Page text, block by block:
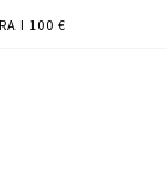
I 100 €
-